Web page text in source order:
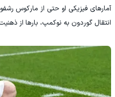
آمارهای فیزیکی او حتی از مارکوس
انتقال گوردون به نوکمپ، بارها از